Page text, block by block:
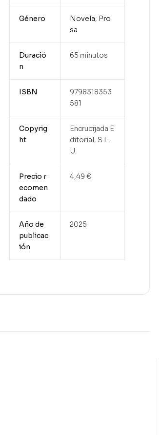
Género Novela, Pro
sa
Duració
n
65 minutos
ISBN
9798318353
581
Copyrig
ht
Encrucijada E
ditorial, S.L.
U.
Precio r
ecomen
dado
4,49 €
Año de
publicac
ión
2025